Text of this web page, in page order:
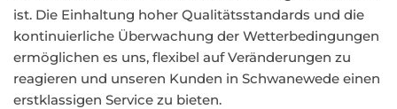
ist. Die Einhaltung hoher Qualitätsstandards und die
kontinuierliche Überwachung der Wetterbedingungen
ermöglichen es uns, flexibel auf Veränderungen zu
reagieren und unseren Kunden in Schwanewede einen
erstklassigen Service zu bieten.